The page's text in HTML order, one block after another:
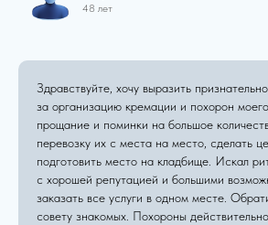
48 лет
Здравствуйте, хочу выразить
за организацию кремации и похорон
прощание и поминки на большое
перевозку их с места на место, сделать
подготовить место на кладбище. Искал
с хорошей репутацией и большими
заказать все услуги в одном месте.
совету знакомых. Похороны